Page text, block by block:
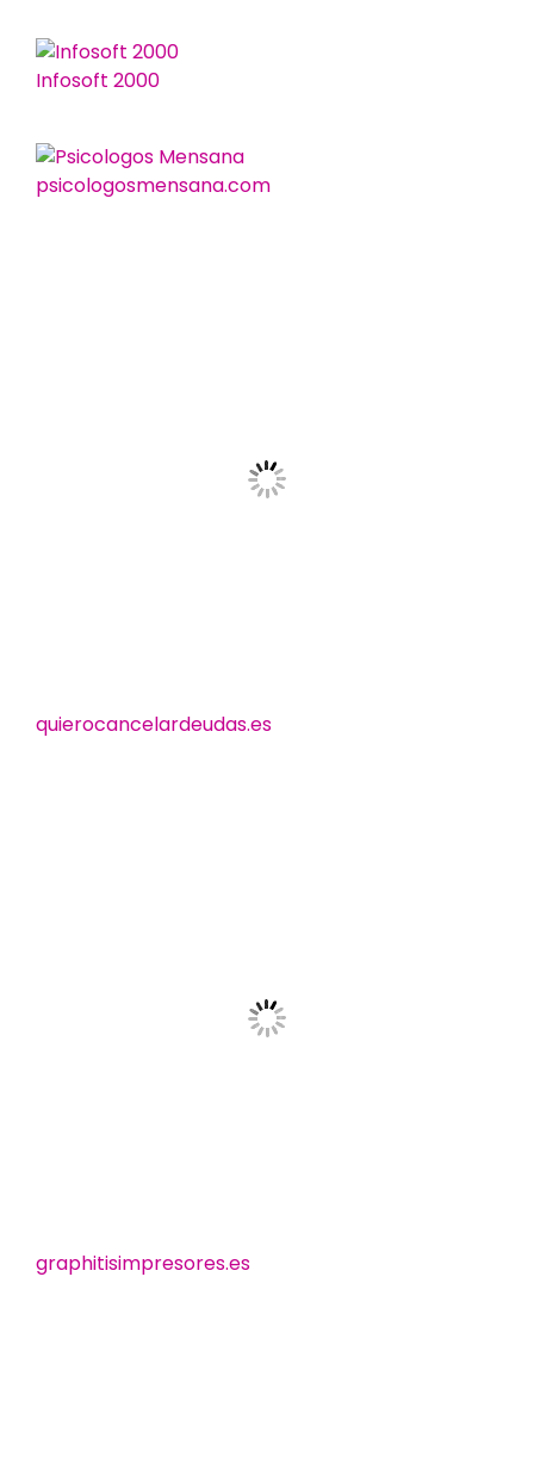
Infosoft 2000
psicologosmensana.com
quierocancelardeudas.es
graphitisimpresores.es